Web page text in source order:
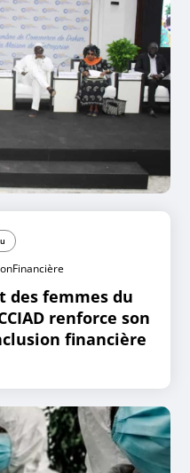
des femmes du
renforce son
financière